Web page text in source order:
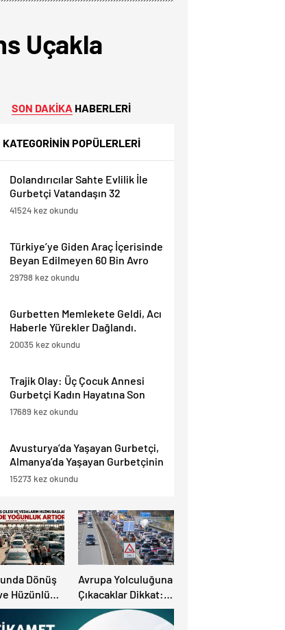
Uçakla
SON DAKİKA HABERLERİ
KATEGORİNİN POPÜLERLERİ
Dolandırıcılar Sahte Evlilik İle
Gurbetçi Vatandaşın 32
Dairesini Elinden Aldılar.
41524 kez okundu
Türkiye’ye Giden Araç İçerisinde
Beyan Edilmeyen 60 Bin Avro
Yakalandı
29798 kez okundu
Gurbetten Memlekete Geldi, Acı
Haberle Yürekler Dağlandı.
20035 kez okundu
Trajik Olay: Üç Çocuk Annesi
Gurbetçi Kadın Hayatına Son
Verdi.
17689 kez okundu
Avusturya’da Yaşayan Gurbetçi,
Almanya’da Yaşayan Gurbetçinin
Başına Bela oldu.
15273 kez okundu
Dönüş
Hüzünlü
Başladı:
Avrupa Yolculuğuna
Çıkacaklar Dikkat:
Ülke Ülke Güncel
Trafik Kuralları,